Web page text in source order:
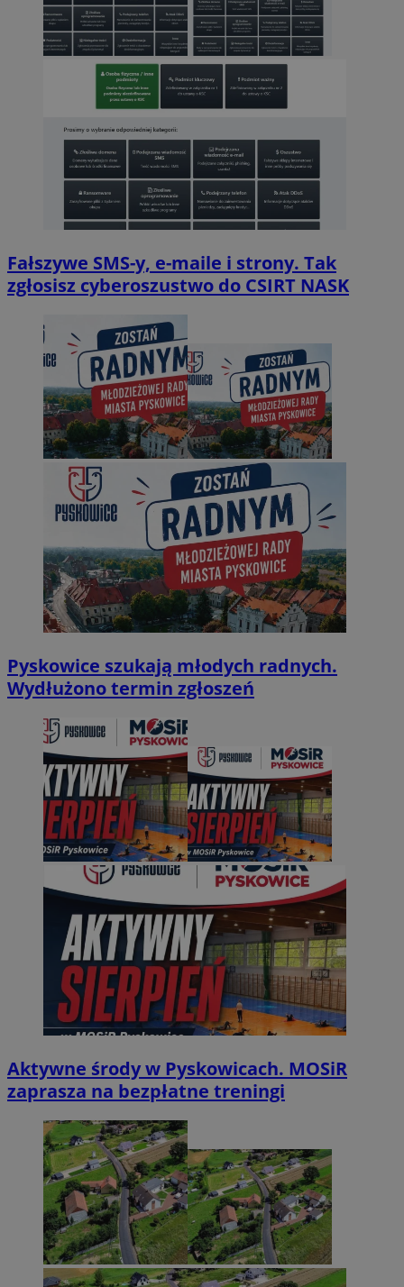
Fałszywe SMS-y, e-maile i strony. Tak
zgłosisz cyberoszustwo do CSIRT NASK
Pyskowice szukają młodych radnych.
Wydłużono termin zgłoszeń
Aktywne środy w Pyskowicach. MOSiR
zaprasza na bezpłatne treningi